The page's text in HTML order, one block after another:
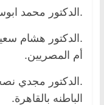
.الدكتور محمد
.الدكتور هشام
أم المصريين.
.الدكتور مجدي
الباطنه بالقاهرة.